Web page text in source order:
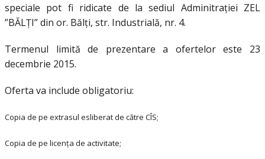
speciale pot fi ridicate de la sediul Adminitrației ZEL
”BĂLȚI” din or. Bălți, str. Industrială, nr. 4.
Termenul limită de prezentare a ofertelor este 23
decembrie 2015.
Oferta va include obligatoriu:
Copia de pe extrasul esliberat de către CÎS;
Copia de pe licența de activitate;